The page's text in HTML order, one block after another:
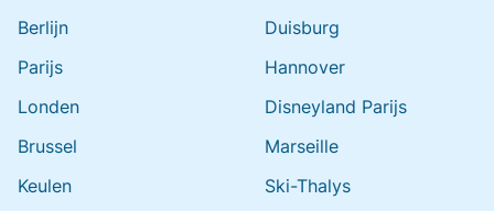
Berlijn
Parijs
Londen
Brussel
Keulen
Duisburg
Hannover
Disneyland Parijs
Marseille
Ski-Thalys